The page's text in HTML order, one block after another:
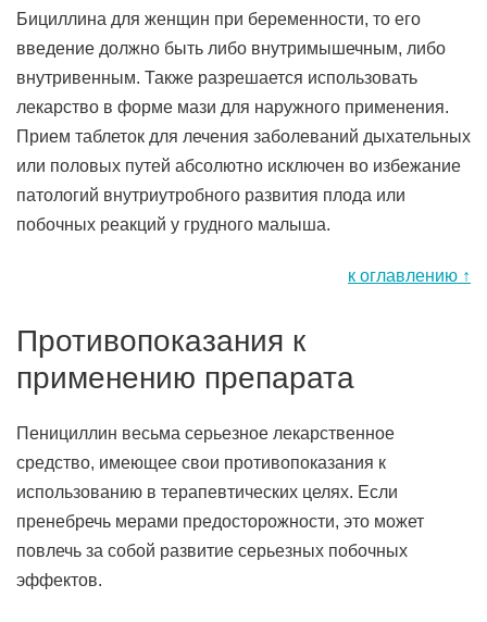
Бициллина для женщин при беременности, то его
введение должно быть либо внутримышечным, либо
внутривенным. Также разрешается использовать
лекарство в форме мази для наружного применения.
Прием таблеток для лечения заболеваний дыхательных
или половых путей абсолютно исключен во избежание
патологий внутриутробного развития плода или
побочных реакций у грудного малыша.
к оглавлению ↑
Противопоказания к
применению препарата
Пенициллин весьма серьезное лекарственное
средство, имеющее свои противопоказания к
использованию в терапевтических целях. Если
пренебречь мерами предосторожности, это может
повлечь за собой развитие серьезных побочных
эффектов.